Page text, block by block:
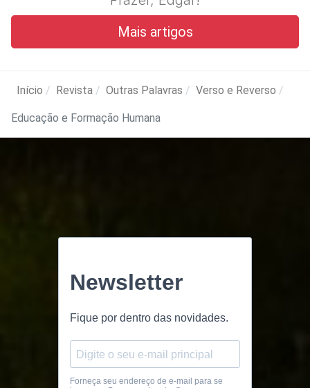
Mais artigos
Início Revista Outras Palavras Verso e Reverso
Educação e Formação Humana